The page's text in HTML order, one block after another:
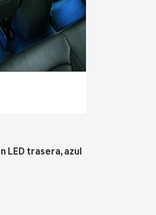
LED trasera, azul